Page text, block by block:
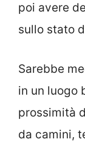
poi avere
sullo stato
Sarebbe
in un luogo
prossimità
da camini,